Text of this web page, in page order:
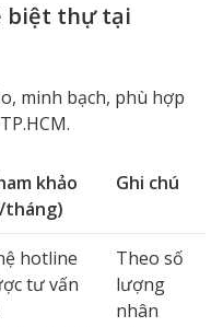
biệt thự tại
minh bạch, phù hợp
khảo
tháng)
Ghi chú
hotline
tư vấn
Theo số
lượng
nhân